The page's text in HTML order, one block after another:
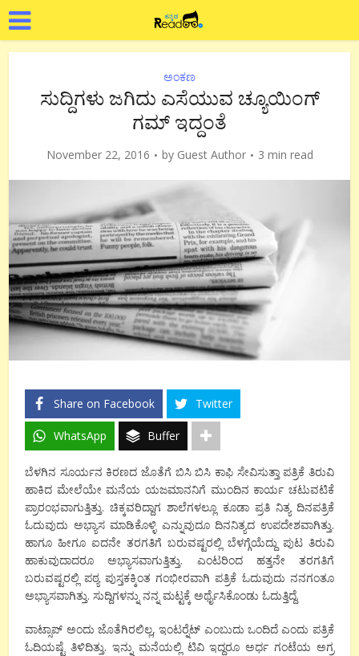
ಅಂಕಣ
ಸುದ್ದಿಗಳು ಜಗಿದು ಎಸೆಯುವ ಚ್ಯೂಯಿಂಗ್
ಗಮ್ ಇದ್ದಂತೆ
November 22, 2016 by Guest Author 3 min read
Share on Facebook Twitter
WhatsApp Buffer
ಬೆಳಗಿನ ಸೂರ್ಯನ ಕಿರಣದ ಜೊತೆಗೆ ಬಿಸಿ ಬಿಸಿ ಕಾಫಿ ಸೇವಿಸುತ್ತಾ ಪತ್ರಿಕೆ ತಿರುವಿ
ಹಾಕಿದ ಮೇಲೆಯೇ ಮನೆಯ ಯಜಮಾನನಿಗೆ ಮುಂದಿನ ಕಾರ್ಯ ಚಟುವಟಿಕೆ
ಪ್ರಾರಂಭವಾಗುತ್ತಿತ್ತು. ಚಿಕ್ಕವರಿದ್ದಾಗ ಶಾಲೆಗಳಲ್ಲೂ ಕೂಡಾ ಪ್ರತಿ ನಿತ್ಯ ದಿನಪತ್ರಿಕೆ
ಓದುವುದು ಅಭ್ಯಾಸ ಮಾಡಿಕೊಳ್ಳಿ ಎನ್ನುವುದೂ ದಿನನಿತ್ಯದ ಉಪದೇಶವಾಗಿತ್ತು.
ಹಾಗೂ ಹೀಗೂ ಐದನೇ ತರಗತಿಗೆ ಬರುವಷ್ಟರಲ್ಲಿ ಬೆಳಗ್ಗೆಯೆದ್ದು ಪುಟ ತಿರುವಿ
ಹಾಕುವುದಾದರೂ ಅಭ್ಯಾಸವಾಗುತ್ತಿತ್ತು. ಎಂಟರಿಂದ ಹತ್ತನೇ ತರಗತಿಗೆ
ಬರುವಷ್ಟರಲ್ಲಿ ಪಠ್ಯ ಪುಸ್ತಕಕ್ಕಿಂತ ಗಂಭೀರವಾಗಿ ಪತ್ರಿಕೆ ಓದುವುದು ನನಗಂತೂ
ಅಭ್ಯಾಸವಾಗಿತ್ತು. ಸುದ್ದಿಗಳನ್ನು ನನ್ನ ಮಟ್ಟಕ್ಕೆ ಅರ್ಥೈಸಿಕೊಂಡು ಓದುತ್ತಿದ್ದೆ.
ವಾಟ್ಸಾಪ್ ಅಂದು ಜೊತೆಗಿರಲಿಲ್ಲ, ಇಂಟರ್‍ನೆಟ್ ಎಂಬುದು ಒಂದಿದೆ ಎಂದು ಪತ್ರಿಕೆ
ಓದಿಯಷ್ಟೆ ತಿಳಿದಿತ್ತು. ಇನ್ನು ಮನೆಯಲ್ಲಿ ಟಿವಿ ಇದ್ದರೂ ಅರ್ಧ ಗಂಟೆಯ ಅಗ್ರ